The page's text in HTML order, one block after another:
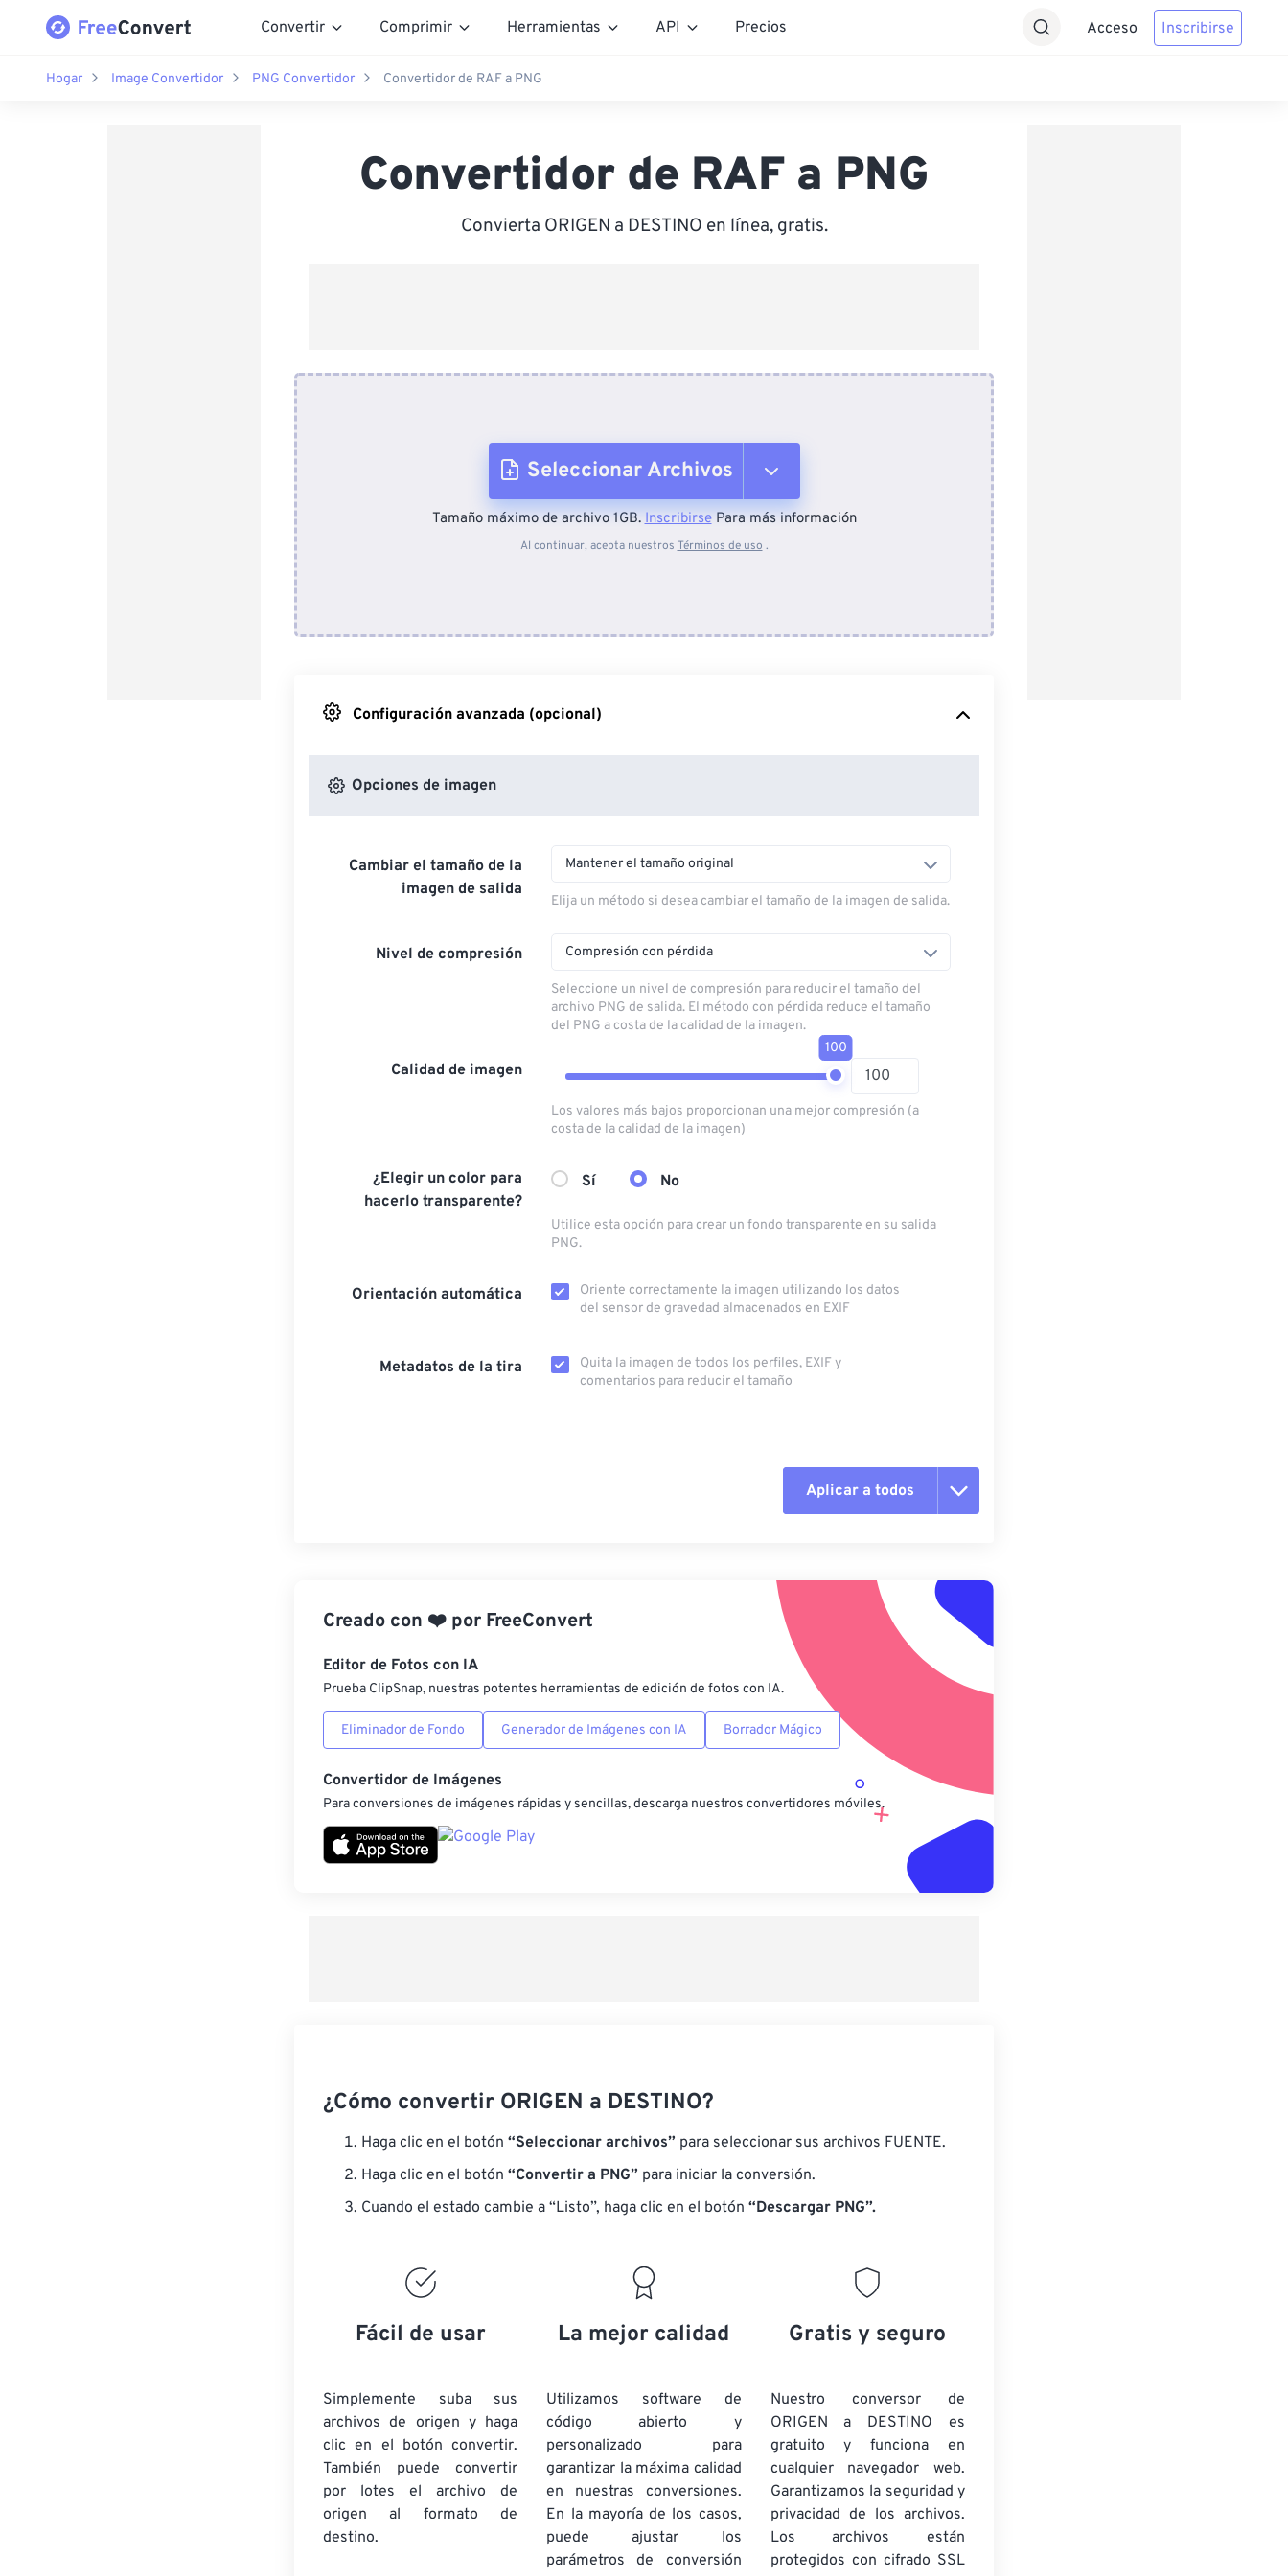
Convertir Comprimir Herramientas API Precios Acceso Inscribirse
Hogar Image Convertidor PNG Convertidor Convertidor de RAF a PNG
Convertidor de RAF a PNG
Convierta ORIGEN a DESTINO en línea, gratis.
Seleccionar Archivos
Desde el dispositivo
Tamaño máximo de archivo 1GB.InscribirsePara más información
Al continuar, acepta nuestros Términos de uso .
Configuración avanzada (opcional)
Opciones de imagen
Cambiar el tamaño de la
imagen de salida
Mantener el tamaño original
Elija un método si desea cambiar el tamaño de la imagen de salida.
Nivel de compresión Compresión con pérdida
Seleccione un nivel de compresión para reducir el tamaño del
archivo PNG de salida. El método con pérdida reduce el tamaño
del PNG a costa de la calidad de la imagen.
Calidad de imagen
100
Los valores más bajos proporcionan una mejor compresión (a
costa de la calidad de la imagen)
¿Elegir un color para
hacerlo transparente?
Sí No
Utilice esta opción para crear un fondo transparente en su salida
PNG.
Orientación automática
Oriente correctamente la imagen utilizando los datos
del sensor de gravedad almacenados en EXIF
Metadatos de la tira
Quita la imagen de todos los perfiles, EXIF ​​y
comentarios para reducir el tamaño
Aplicar a todos
Aplicar desde el ajuste preestablecido
Guardar como preestablecido
Creado con ❤️ por FreeConvert
Editor de Fotos con IA
Prueba ClipSnap, nuestras potentes herramientas de edición de fotos con IA.
Eliminador de Fondo Generador de Imágenes con IA Borrador Mágico
Convertidor de Imágenes
Para conversiones de imágenes rápidas y sencillas, descarga nuestros convertidores móviles.
¿Cómo convertir ORIGEN a DESTINO?
Haga clic en el botón “Seleccionar archivos” para seleccionar sus archivos FUENTE.
Haga clic en el botón “Convertir a PNG” para iniciar la conversión.
Cuando el estado cambie a “Listo”, haga clic en el botón “Descargar PNG”.
Fácil de usar
Simplemente suba sus
archivos de origen y haga
clic en el botón convertir.
También puede convertir
por lotesel archivo de
origen al formato de
destino.
La mejor calidad
Utilizamos software de
código abierto y
personalizado para
garantizar la máxima calidad
en nuestras conversiones.
En la mayoría de los casos,
puede ajustar los
parámetros de conversión
Gratis y seguro
Nuestro conversor de
ORIGEN a DESTINO es
gratuito y funciona en
cualquier navegador web.
Garantizamos la seguridad y
privacidad de los archivos.
Los archivos están
protegidos con cifrado SSL